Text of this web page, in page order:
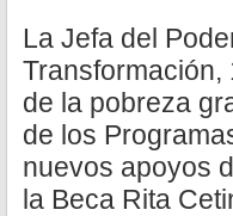
La Jefa del
Transformación,
de la pobreza
de los
nuevos apoyos
la Beca Rita